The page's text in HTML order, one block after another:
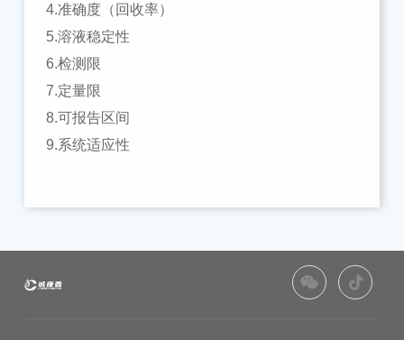
4.准确度（回收率）
5.溶液稳定性
6.检测 限
7.定量限
8.可报告区间
9.系统适应性